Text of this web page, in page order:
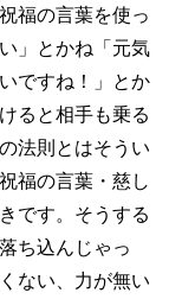
福の言葉を使っ
」とかね「元気
ですね！」とか
ると相手も乗る
法則とはそうい
福の言葉・慈し
です。そうする
ち込んじゃっ
ない、力が無い